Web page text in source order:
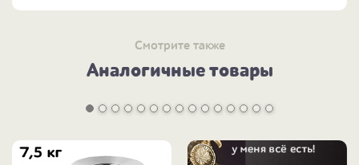
Смотрите также
Аналогичные товары